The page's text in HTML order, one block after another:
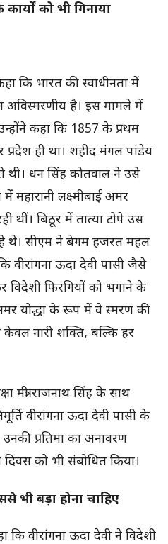
को भी गिनाया
कि भारत की स्वाधीनता में
अविस्मरणीय है। इस मामले में
कहा कि 1857 के प्रथम
प्रदेश ही था। शहीद मंगल पांडेय
थी। धन सिंह कोतवाल ने उसे
महारानी लक्ष्मीबाई अमर
थीं। बिठूर में तात्या टोपे उस
थे। सीएम ने बेगम हजरत महल
वीरांगना ऊदा देवी पासी जैसे
विदेशी फिरंगियों को भगाने के
योद्धा के रूप में वे स्मरण की
केवल नारी शक्ति, बल्कि हर
मंत्री राजनाथ सिंह के साथ
वीरांगना ऊदा देवी पासी के
प्रतिमा का अनावरण
दिवस को भी संबोधित किया।
भी बड़ा होना चाहिए
कि वीरांगना ऊदा देवी ने विदेशी